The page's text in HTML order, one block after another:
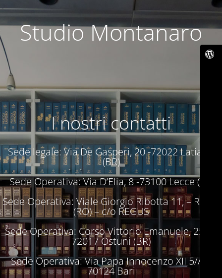
Studio Montanaro
I nostri contatti
Sede legale: Via De Gasperi, 20 -72022 Latiano
(BR)
Sede Operativa: Via D’Elia, 8 -73100 Lecce (LE)
Sede Operativa: Viale Giorgio Ribotta 11, – Roma
(RO) – c/o REGUS
Sede Operativa: Corso Vittorio Emanuele, 250 –
72017 Ostuni (BR)
Sede Operativa: Via Papa Innocenzo XII 5/A –
70124 Bari